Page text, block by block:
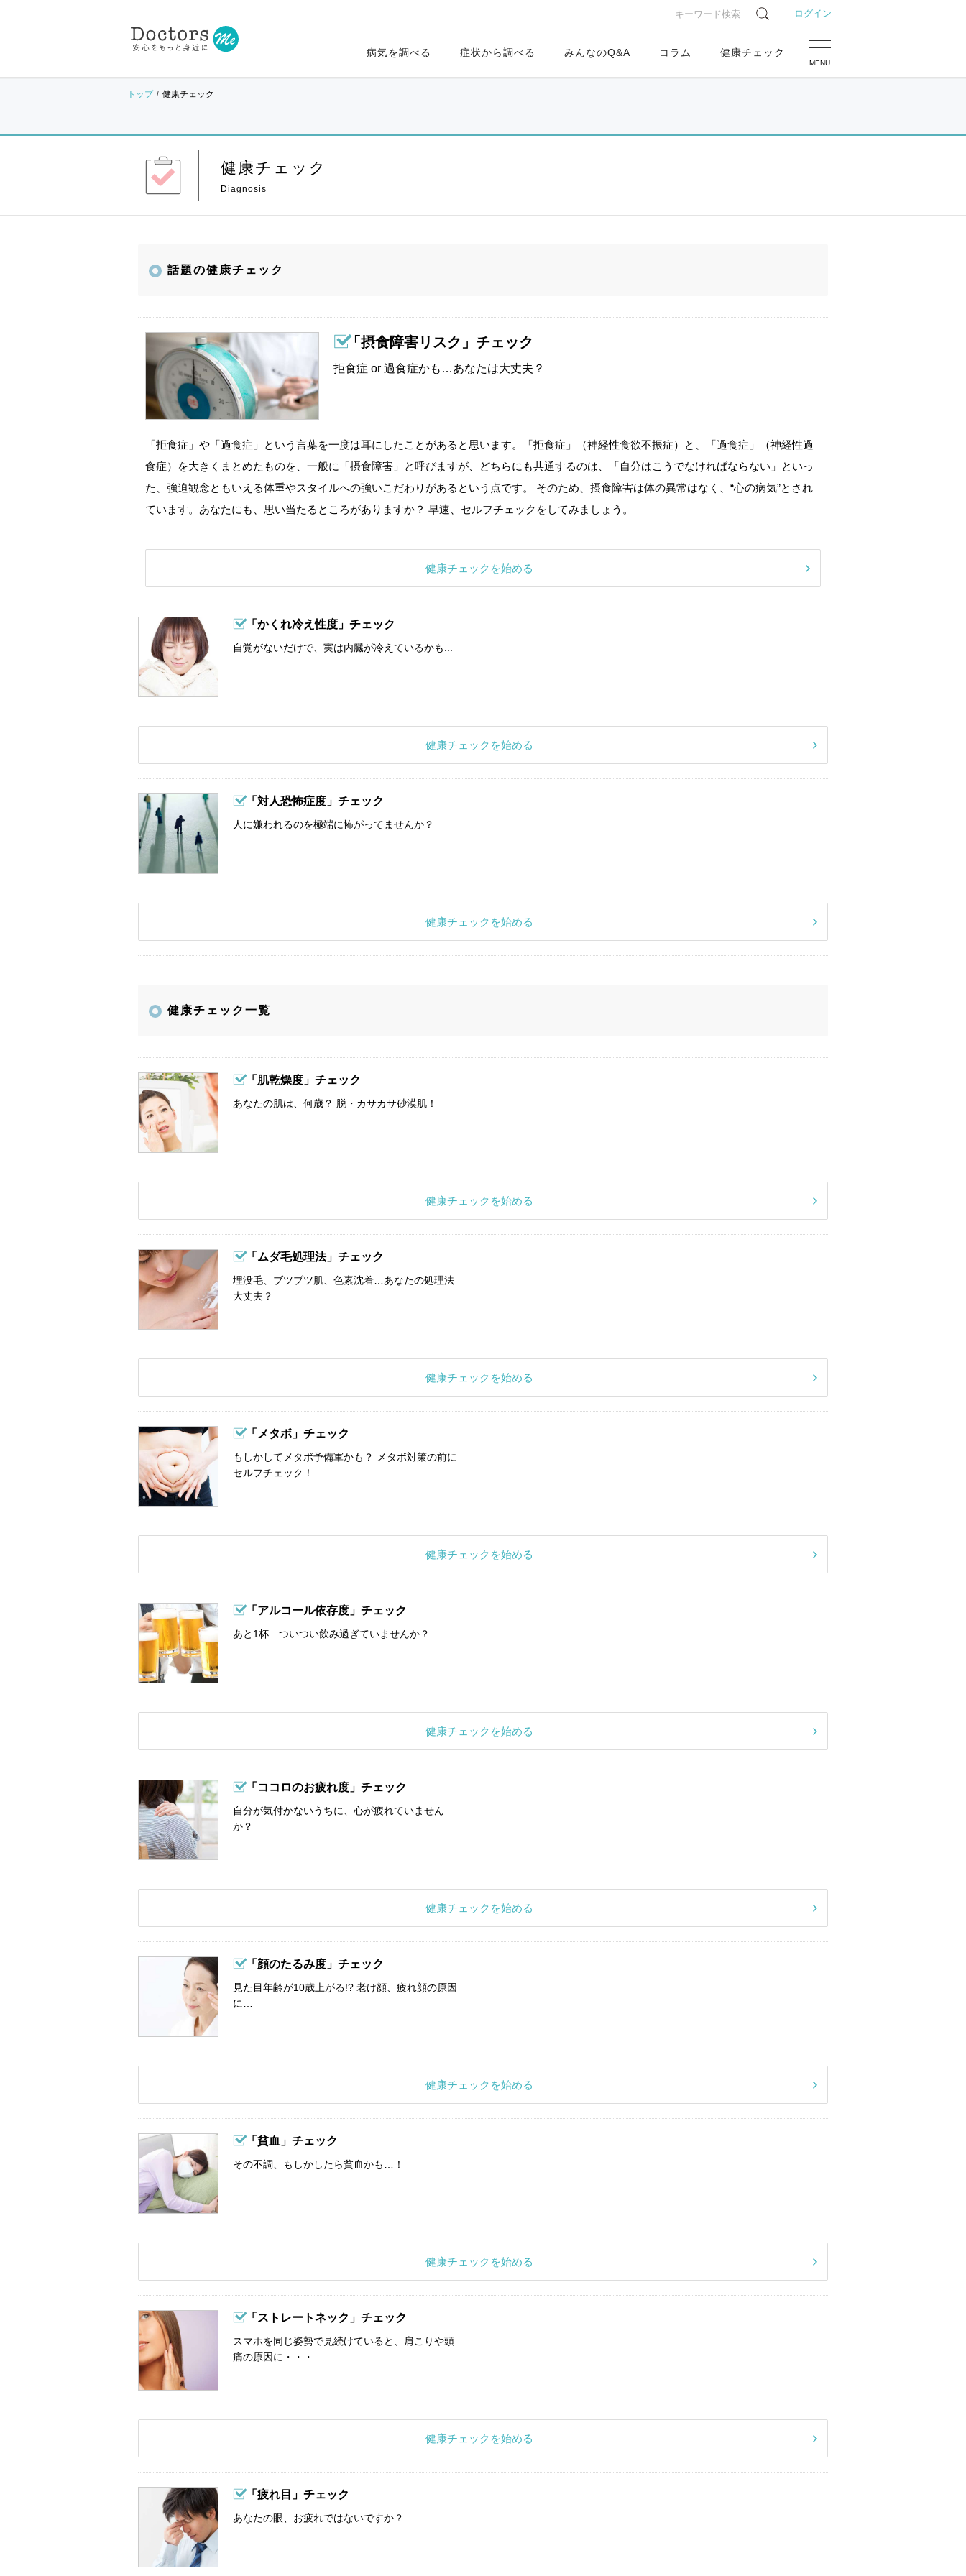
ログイン
MENU
病気を調べる 症状から調べる みんなのQ&A コラム 健康チェック
トップ 健康チェック
健康チェック
話題の健康チェック
「摂食障害リスク」チェック
拒食症 or 過食症かも…あなたは大丈夫？
「拒食症」や「過食症」という言葉を一度は耳にしたことがあると思います。「拒食症」（神経性食欲不振症）と、「過食症」（神経性過
食症）を大きくまとめたものを、一般に「摂食障害」と呼びますが、どちらにも共通するのは、「自分はこうでなければならない」といっ
た、強迫観念ともいえる体重やスタイルへの強いこだわりがあるという点です。 そのため、摂食障害は体の異常はなく、“心の病気”とされ
ています。あなたにも、思い当たるところがありますか？ 早速、セルフチェックをしてみましょう。
健康チェックを始める
「かくれ冷え性度」チェック
自覚がないだけで、実は内臓が冷えているかも...
健康チェックを始める
「対人恐怖症度」チェック
人に嫌われるのを極端に怖がってませんか？
健康チェックを始める
健康チェック一覧
「肌乾燥度」チェック
あなたの肌は、何歳？ 脱・カサカサ砂漠肌！
健康チェックを始める
「ムダ毛処理法」チェック
埋没毛、ブツブツ肌、色素沈着…あなたの処理法
大丈夫？
健康チェックを始める
「メタボ」チェック
もしかしてメタボ予備軍かも？ メタボ対策の前に
セルフチェック！
健康チェックを始める
「アルコール依存度」チェック
あと1杯…ついつい飲み過ぎていませんか？
健康チェックを始める
「ココロのお疲れ度」チェック
自分が気付かないうちに、心が疲れていません
か？
健康チェックを始める
「顔のたるみ度」チェック
見た目年齢が10歳上がる!? 老け顔、疲れ顔の原因
に…
健康チェックを始める
「貧血」チェック
その不調、もしかしたら貧血かも…！
健康チェックを始める
「ストレートネック」チェック
スマホを同じ姿勢で見続けていると、肩こりや頭
痛の原因に・・・
健康チェックを始める
「疲れ目」チェック
あなたの眼、お疲れではないですか？